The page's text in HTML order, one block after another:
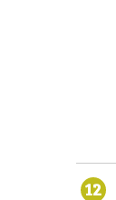
12